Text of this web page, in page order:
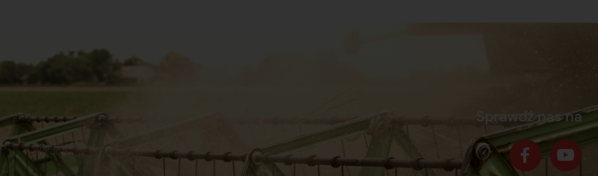
Praca
Sprawdź nas na